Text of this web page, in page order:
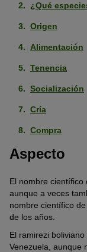
¿Qué
Origen
Alimentación
Tenencia
Socialización
Cría
Compra
Aspecto
El nombre científico
aunque a veces
nombre científico
de los años.
El ramirezi
Venezuela, aunque